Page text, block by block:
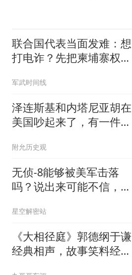
联合国代表当面发难：想
打电诈？先把柬埔寨权贵
军武时间线
泽连斯基和内塔尼亚胡在
美国吵起来了，有一件事
附允历史观
无侦-8能够被美军击落
吗？说出来可能不信，无
谋，美军打不打都得吃大
亏
星空解密站
《大相径庭》郭德纲于谦
经典相声，故事笑料经典